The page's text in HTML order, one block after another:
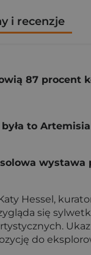
i recenzje
87 procent
to Artemisia
wystawa
Hessel,
się
do